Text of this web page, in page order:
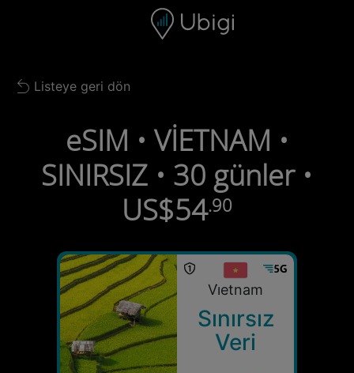
Gezinme çubuğu Alt bilgi
Back to list
Listeye geri dön
eSIM • VİETNAM •
SINIRSIZ • 30 günler •
US$54.90
Vi̇etnam
Sınırsız
Veri